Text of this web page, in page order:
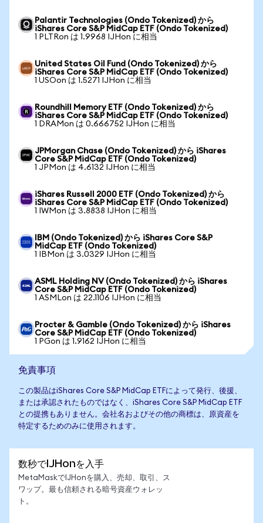
Palantir Technologies (Ondo Tokenized) から
iShares Core S&P MidCap ETF (Ondo Tokenized)
1 PLTRon は 1.9968 IJHon に相当
United States Oil Fund (Ondo Tokenized) から
iShares Core S&P MidCap ETF (Ondo Tokenized)
1 USOon は 1.5271 IJHon に相当
Roundhill Memory ETF (Ondo Tokenized) から
iShares Core S&P MidCap ETF (Ondo Tokenized)
1 DRAMon は 0.666752 IJHon に相当
JPMorgan Chase (Ondo Tokenized) から iShares
Core S&P MidCap ETF (Ondo Tokenized)
1 JPMon は 4.6132 IJHon に相当
iShares Russell 2000 ETF (Ondo Tokenized) から
iShares Core S&P MidCap ETF (Ondo Tokenized)
1 IWMon は 3.8838 IJHon に相当
IBM (Ondo Tokenized) から iShares Core S&P
MidCap ETF (Ondo Tokenized)
1 IBMon は 3.0329 IJHon に相当
ASML Holding NV (Ondo Tokenized) から iShares
Core S&P MidCap ETF (Ondo Tokenized)
1 ASMLon は 22.1106 IJHon に相当
Procter & Gamble (Ondo Tokenized) から iShares
Core S&P MidCap ETF (Ondo Tokenized)
1 PGon は 1.9162 IJHon に相当
免責事項
この製品はiShares Core S&P MidCap ETFによって発行、後援、
または承認されたものではなく、iShares Core S&P MidCap ETF
との提携もありません。会社名およびその他の商標は、原資産を
特定するためのみに使用されます。
数秒でIJHonを入手
MetaMaskでIJHonを購入、売却、取引、ス
ワップ。最も信頼される暗号資産ウォレッ
ト。